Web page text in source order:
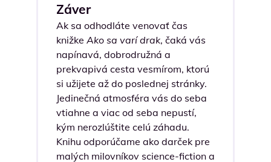
Záver
Ak sa odhodláte venovať čas
knižke Ako sa varí drak, čaká vás
napínavá, dobrodružná a
prekvapivá cesta vesmírom, ktorú
si užijete až do poslednej stránky.
Jedinečná atmosféra vás do seba
vtiahne a viac od seba nepustí,
kým nerozlúštite celú záhadu.
Knihu odporúčame ako darček pre
malých milovníkov science-fiction a